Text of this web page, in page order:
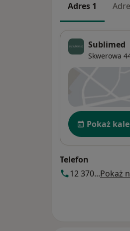
Adres 1
Sublimed
Skwerowa
Dostępność
Pokaż
Telefon
12 370...Pokaż